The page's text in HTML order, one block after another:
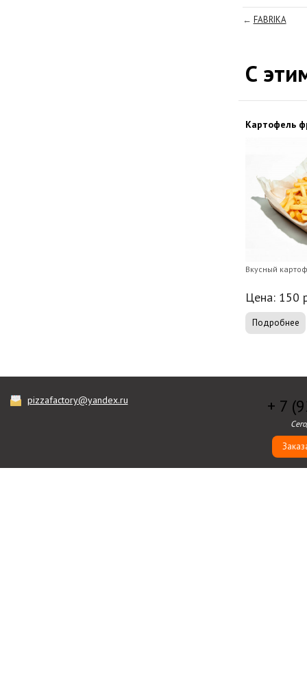
← FABRIKA
С
Картофель
Вкусный
Цена: 150
Подробнее
pizzafactory@yandex.ru + 7